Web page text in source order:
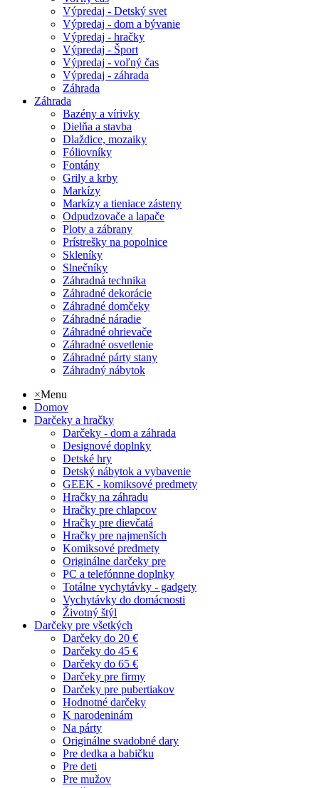
Výpredaj - Detský svet
Výpredaj - dom a bývanie
Výpredaj - hračky
Výpredaj - Šport
Výpredaj - voľný čas
Výpredaj - záhrada
Záhrada
Záhrada
Bazény a vírivky
Dielňa a stavba
Dlaždice, mozaiky
Fóliovníky
Fontány
Grily a krby
Markízy
Markízy a tieniace zásteny
Odpudzovače a lapače
Ploty a zábrany
Prístrešky na popolnice
Skleníky
Slnečníky
Záhradná technika
Záhradné dekorácie
Záhradné domčeky
Záhradné náradie
Záhradné ohrievače
Záhradné osvetlenie
Záhradné párty stany
Záhradný nábytok
×Menu
Domov
Darčeky a hračky
Darčeky - dom a záhrada
Designové doplnky
Detské hry
Detský nábytok a vybavenie
GEEK - komiksové predmety
Hračky na záhradu
Hračky pre chlapcov
Hračky pre dievčatá
Hračky pre najmenších
Komiksové predmety
Originálne darčeky pre
PC a telefónnne doplnky
Totálne vychytávky - gadgety
Vychytávky do domácnosti
Životný štýl
Darčeky pre všetkých
Darčeky do 20 €
Darčeky do 45 €
Darčeky do 65 €
Darčeky pre firmy
Darčeky pre pubertiakov
Hodnotné darčeky
K narodeninám
Na párty
Originálne svadobné dary
Pre dedka a babičku
Pre deti
Pre mužov